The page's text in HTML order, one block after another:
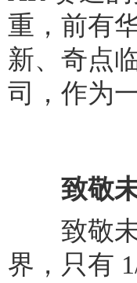
重，前有
新、奇点
司，作为
致敬
致敬未
界，只有